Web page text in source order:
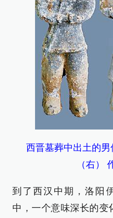
西晋墓葬中出土的
（右）
到了西汉中期，洛阳
中，一个意味深长的变